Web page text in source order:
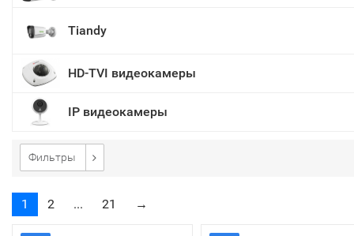
Tiandy
HD-TVI видеокамеры
IP видеокамеры
Фильтры
1 2 ... 21 →